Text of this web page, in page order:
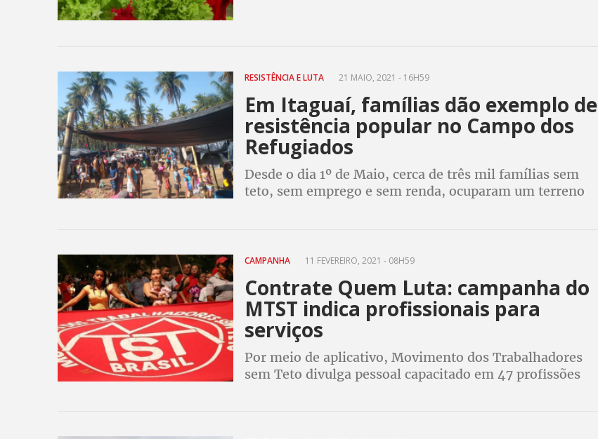
RESISTÊNCIA E LUTA 21 MAIO, 2021 - 16H59
Em Itaguaí, famílias dão exemplo de
resistência popular no Campo dos
Refugiados
Desde o dia 1º de Maio, cerca de três mil famílias sem
teto, sem emprego e sem renda, ocuparam um terreno
CAMPANHA 11 FEVEREIRO, 2021 - 08H59
Contrate Quem Luta: campanha do
MTST indica profissionais para
serviços
Por meio de aplicativo, Movimento dos Trabalhadores
sem Teto divulga pessoal capacitado em 47 profissões